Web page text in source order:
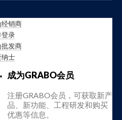
经销商
录
批发商
士
成为GRABO会员
注册GRABO会员，可获取新产
品、新功能、工程研发和购买
优惠等信息。